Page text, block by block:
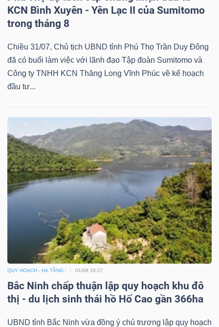
KCN Bình Xuyên - Yên Lạc II của Sumitomo
trong tháng 8
Chiều 31/07, Chủ tịch UBND tỉnh Phú Thọ Trần Duy Đông
đã có buổi làm việc với lãnh đạo Tập đoàn Sumitomo và
Công ty TNHH KCN Thăng Long Vĩnh Phúc về kế hoạch
đầu tư...
QUY HOẠCH - HẠ TẦNG 01/08 16:27
Bắc Ninh chấp thuận lập quy hoạch khu đô
thị - du lịch sinh thái hồ Hố Cao gần 366ha
UBND tỉnh Bắc Ninh vừa đồng ý chủ trương lập quy hoạch
Bài
của
tác
giả
(-)
Báo
cáo
phân
tích
(-)
Dịch
vụ
(-)